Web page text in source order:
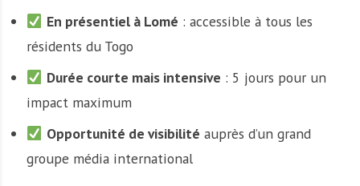
En présentiel à Lomé : accessible à tous les
résidents du Togo
Durée courte mais intensive : 5 jours pour un
impact maximum
Opportunité de visibilité auprès d’un grand
groupe média international